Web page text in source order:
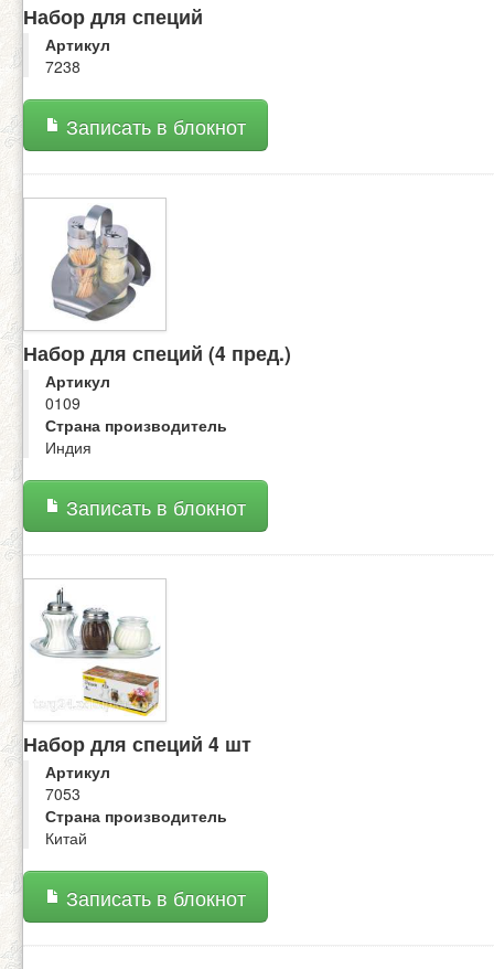
Набор для специй
Артикул
7238
Записать в блокнот
Набор для специй (4 пред.)
Артикул
0109
Страна производитель
Индия
Записать в блокнот
Набор для специй 4 шт
Артикул
7053
Страна производитель
Китай
Записать в блокнот